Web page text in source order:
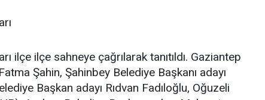
ilçe ilçe sahneye çağrılarak tanıtıldı. Gaziantep
Şahin, Şahinbey Belediye Başkanı adayı
Başkan adayı Rıdvan Fadıloğlu, Oğuzeli